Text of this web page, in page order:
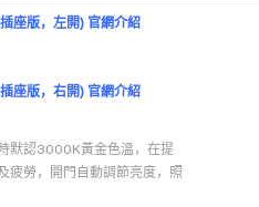
座版， 左開) 官網介紹
座版， 右開) 官網介紹
默認3000K黃金色溫，在提
疲勞，開門自動調節亮度，照